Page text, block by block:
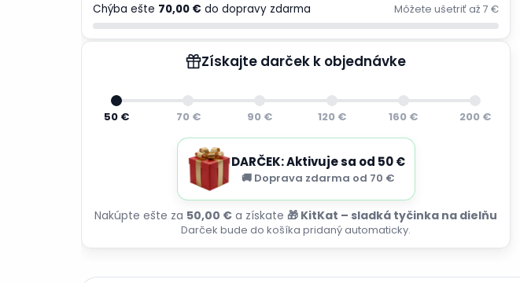
Chýba ešte 70,00 € do dopravy zdarma Môžete ušetriť až 7 €
Získajte darček k objednávke
50 € 70 € 90 € 120 € 160 € 200 €
DARČEK: Aktivuje sa od 50 €
🚚 Doprava zdarma od 70 €
Nakúpte ešte za 50,00 € a získate 🎁 KitKat – sladká tyčinka na dielňu
Darček bude do košíka pridaný automaticky.